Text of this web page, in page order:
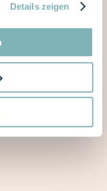
Details zeigen
Spa, vous profitez
bains, zones
soins
selon le